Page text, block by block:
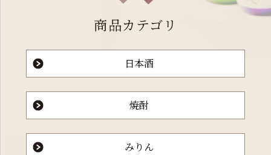
商品カテゴリ
日本酒
焼酎
みりん